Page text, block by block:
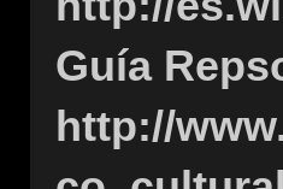
Guía
http://